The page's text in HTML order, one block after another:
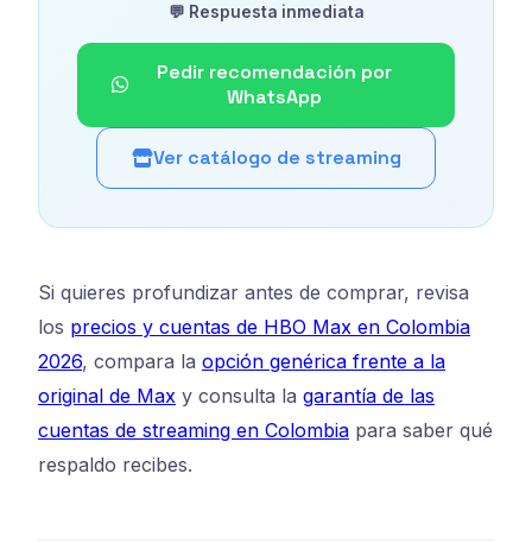
💬 Respuesta inmediata
Pedir recomendación por
WhatsApp
Ver catálogo de streaming
Si quieres profundizar antes de comprar, revisa
los precios y cuentas de HBO Max en Colombia
2026, compara la opción genérica frente a la
original de Max y consulta la garantía de las
cuentas de streaming en Colombia para saber qué
respaldo recibes.